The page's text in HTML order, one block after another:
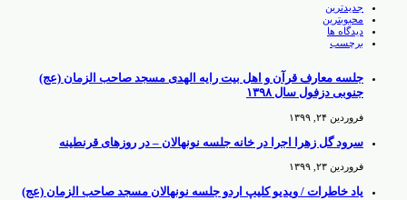
جدیدترین
محبوبترین
دیدگاه ها
برچسب
جلسه معارف قرآن و اهل بیت رایه الهدی مسجد صاحب الزمان (عج)
جنوبی دزفول سال ۱۳۹۸
فروردین ۲۴, ۱۳۹۹
سرود گل زهرا اجرا در خانه جلسه نونهالان – در روزهای قرنطینه
فروردین ۲۳, ۱۳۹۹
یاد خاطرات / ویدیو کلیپ اردو جلسه نونهالان مسجد صاحب الزمان (عج)